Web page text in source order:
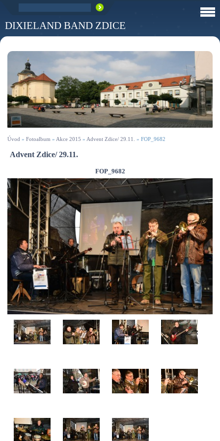
DIXIELAND BAND ZDICE
Úvod » Fotoalbum » Akce 2015 » Advent Zdice/ 29.11. » FOP_9682
Advent Zdice/ 29.11.
FOP_9682